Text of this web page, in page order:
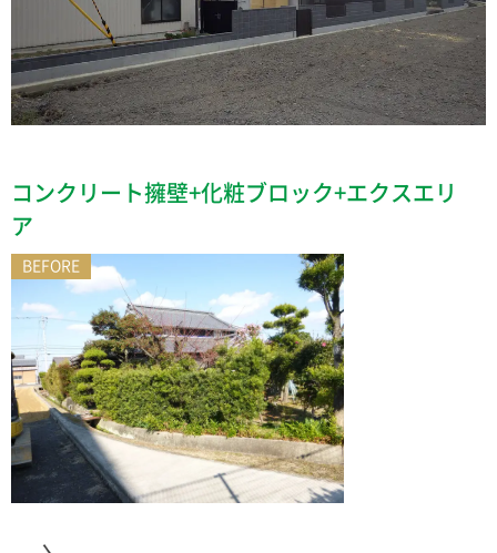
コンクリート擁壁+化粧ブロック+エクスエリ
ア
BEFORE